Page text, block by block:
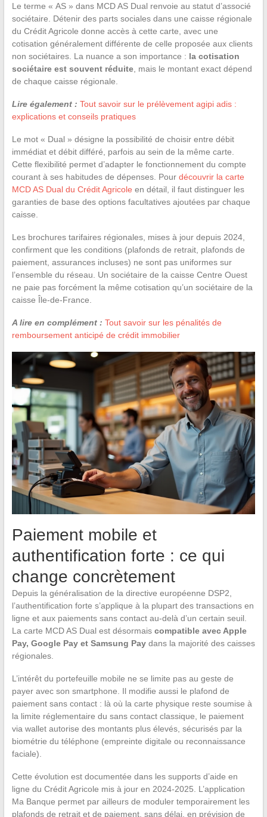
Le terme « AS » dans MCD AS Dual renvoie au statut d’associé
sociétaire. Détenir des parts sociales dans une caisse régionale
du Crédit Agricole donne accès à cette carte, avec une
cotisation généralement différente de celle proposée aux clients
non sociétaires. La nuance a son importance : la cotisation
sociétaire est souvent réduite, mais le montant exact dépend
de chaque caisse régionale.
Lire également : Tout savoir sur le prélèvement agipi adis :
explications et conseils pratiques
Le mot « Dual » désigne la possibilité de choisir entre débit
immédiat et débit différé, parfois au sein de la même carte.
Cette flexibilité permet d’adapter le fonctionnement du compte
courant à ses habitudes de dépenses. Pour découvrir la carte
MCD AS Dual du Crédit Agricole en détail, il faut distinguer les
garanties de base des options facultatives ajoutées par chaque
caisse.
Les brochures tarifaires régionales, mises à jour depuis 2024,
confirment que les conditions (plafonds de retrait, plafonds de
paiement, assurances incluses) ne sont pas uniformes sur
l’ensemble du réseau. Un sociétaire de la caisse Centre Ouest
ne paie pas forcément la même cotisation qu’un sociétaire de la
caisse Île-de-France.
A lire en complément : Tout savoir sur les pénalités de
remboursement anticipé de crédit immobilier
Paiement mobile et
authentification forte : ce qui
change concrètement
Depuis la généralisation de la directive européenne DSP2,
l’authentification forte s’applique à la plupart des transactions en
ligne et aux paiements sans contact au-delà d’un certain seuil.
La carte MCD AS Dual est désormais compatible avec Apple
Pay, Google Pay et Samsung Paydans la majorité des caisses
régionales.
L’intérêt du portefeuille mobile ne se limite pas au geste de
payer avec son smartphone. Il modifie aussi le plafond de
paiement sans contact : là où la carte physique reste soumise à
la limite réglementaire du sans contact classique, le paiement
via wallet autorise des montants plus élevés, sécurisés par la
biométrie du téléphone (empreinte digitale ou reconnaissance
faciale).
Cette évolution est documentée dans les supports d’aide en
ligne du Crédit Agricole mis à jour en 2024-2025. L’application
Ma Banque permet par ailleurs de moduler temporairement les
plafonds de retrait et de paiement, sans délai, en prévision de